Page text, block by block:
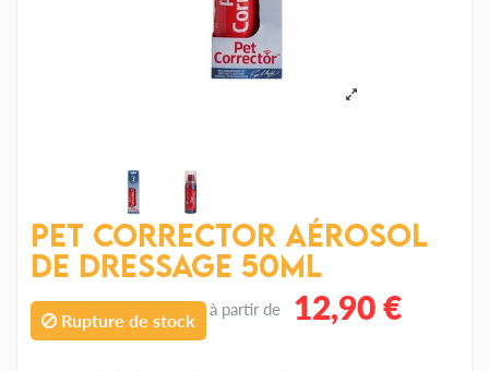
Pet Corrector Aérosol
de dressage 50ml
Rupture de stock à partir de 12,90 €